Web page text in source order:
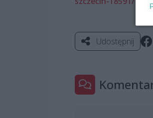
Udostępnij